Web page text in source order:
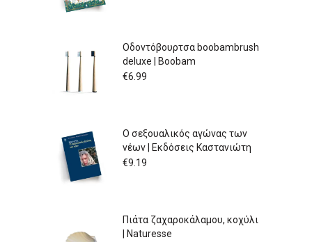
Οδοντόβουρτσα boobambrush
deluxe | Boobam
€6.99
Ο σεξουαλικός αγώνας των
νέων | Εκδόσεις Καστανιώτη
€9.19
Πιάτα ζαχαροκάλαμου, κοχύλι
| Naturesse